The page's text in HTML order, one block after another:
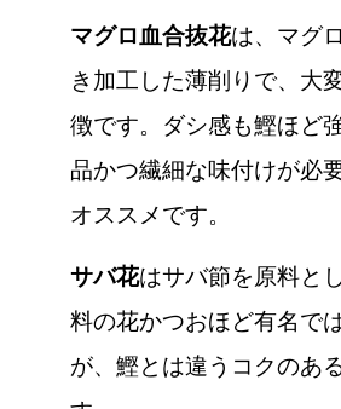
マグロ血合抜花は、マグ
き加工した薄削りで、大
徴です。ダシ感も鰹ほど
品かつ繊細な味付けが必
オススメです。
サバ花はサバ節を原料と
料の花かつおほど有名で
が、鰹とは違うコクのあ